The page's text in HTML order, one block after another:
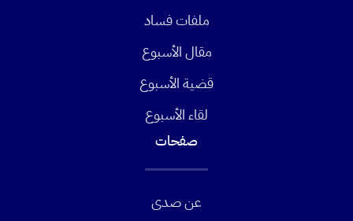
ملفات فساد
مقال الأسبوع
قضية الأسبوع
لقاء الأسبوع
صفحات
عن صدى